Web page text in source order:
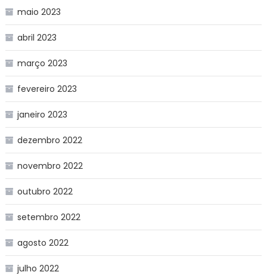
maio 2023
abril 2023
março 2023
fevereiro 2023
janeiro 2023
dezembro 2022
novembro 2022
outubro 2022
setembro 2022
agosto 2022
julho 2022